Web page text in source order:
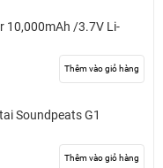
10,000mAh /3.7V Li-
Thêm vào giỏ hàng
Soundpeats G1
Thêm vào giỏ hàng